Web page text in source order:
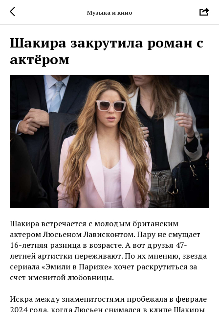
Музыка и кино
Шакира закрутила роман с
актёром
Шакира встречается с молодым британским
актером Люсьеном Лависконтом. Пару не смущает
16-летняя разница в возрасте. А вот друзья 47-
летней артистки переживают. По их мнению, звезда
сериала «Эмили в Париже» хочет раскрутиться за
счет именитой любовницы.
Искра между знаменитостями пробежала в феврале
2024 года, когда Люсьен снимался в клипе Шакиры